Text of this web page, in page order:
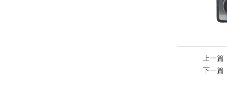
上一篇
下一篇